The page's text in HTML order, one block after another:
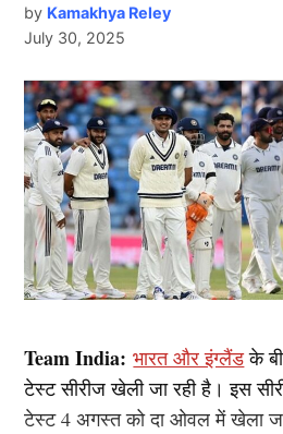
by Kamakhya Reley
July 30, 2025
Team India:भारत और इंग्लैंडके
टेस्ट सीरीज खेली जा रही है। इस
टेस्ट 4 अगस्त को दा ओवल में खेला